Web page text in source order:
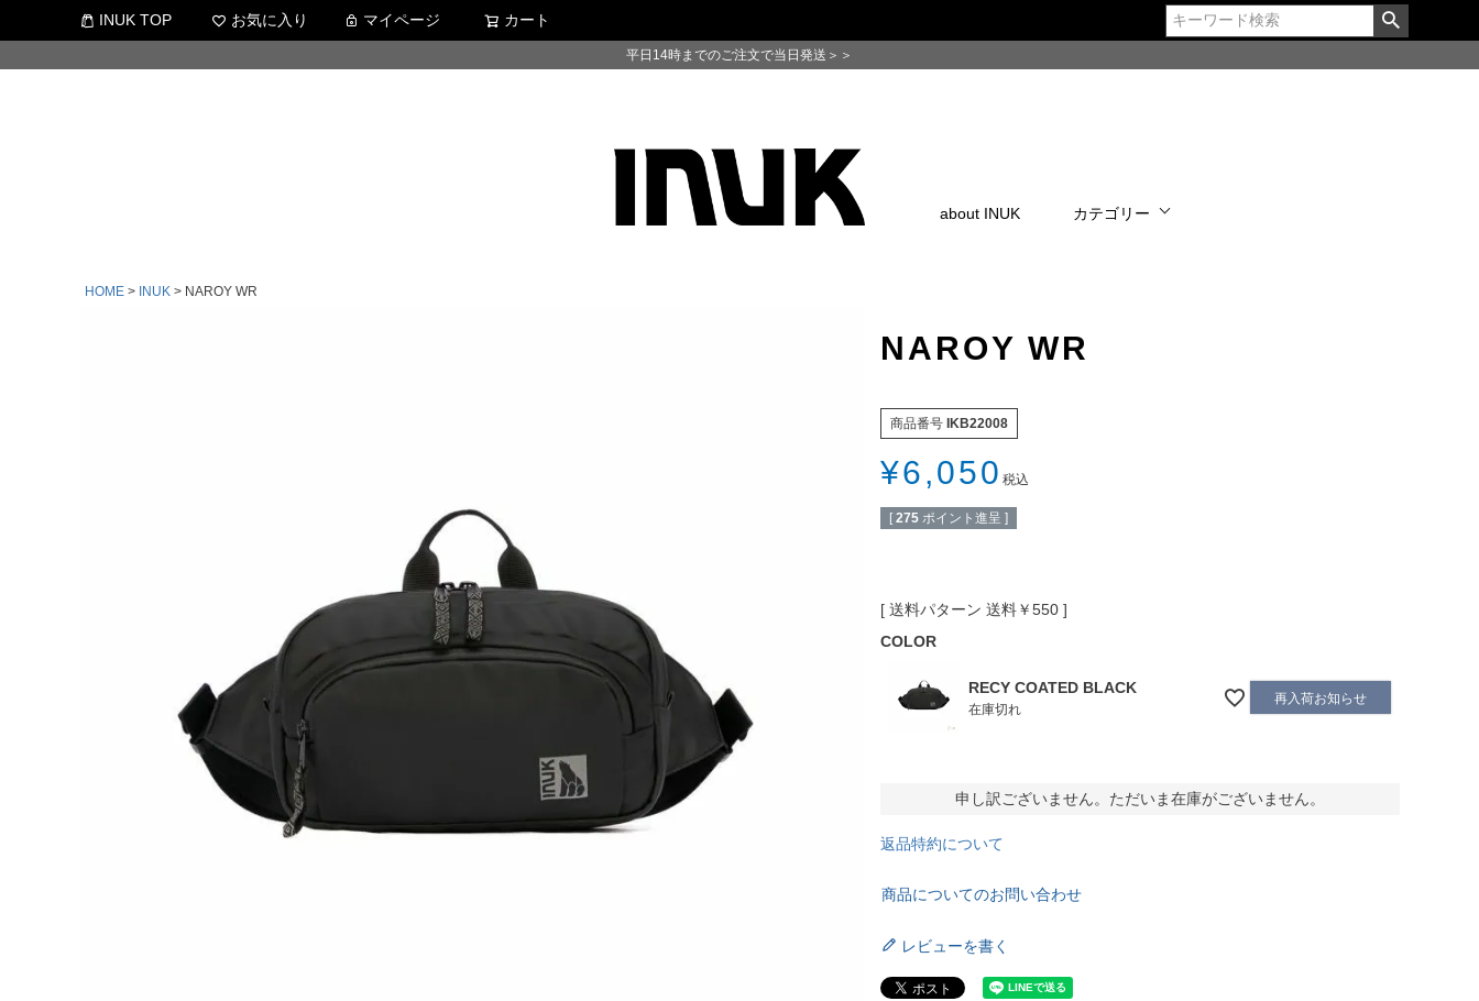
INUK TOP お気に入り マイページ カート
平日14時までのご注文で当日発送＞＞
about INUK カテゴリー
HOME INUK NAROY WR
NAROY WR
商品番号 IKB22008
¥6,050 税込
[ 275 ポイント進呈 ]
送料パターン 送料￥550
COLOR
RECY COATED BLACK
在庫切れ
再入荷お知らせ
申し訳ございません。ただいま在庫がございません。
返品特約について
商品についてのお問い合わせ
レビューを書く